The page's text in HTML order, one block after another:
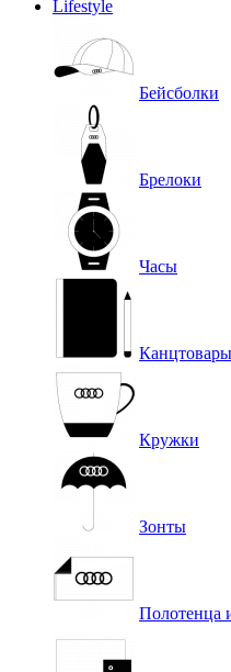
Lifestyle
Бейсболки
Брелоки
Часы
Канцтовары
Кружки
Зонты
Полотенца